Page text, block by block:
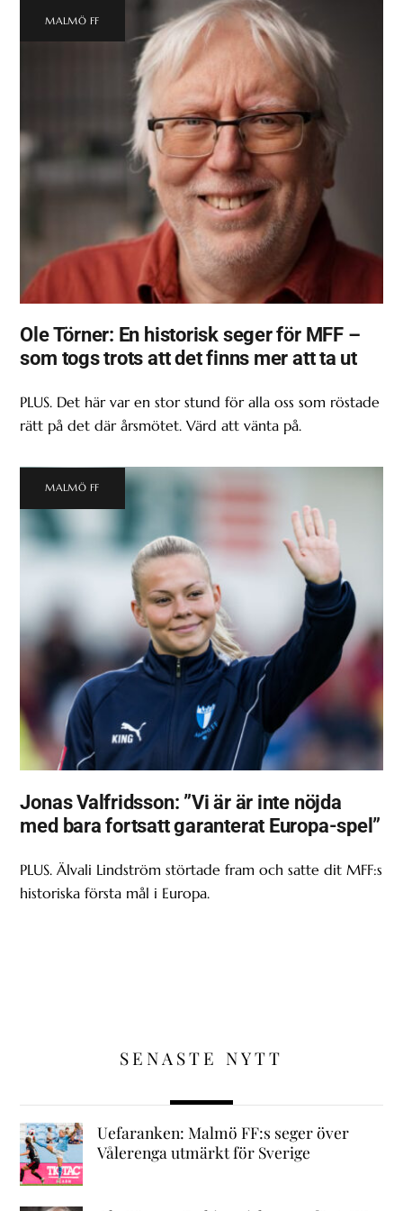
MALMÖ FF
Ole Törner: En historisk seger för MFF –
som togs trots att det finns mer att ta ut
PLUS. Det här var en stor stund för alla oss som röstade
rätt på det där årsmötet. Värd att vänta på.
MALMÖ FF
Jonas Valfridsson: ”Vi är är inte nöjda
med bara fortsatt garanterat Europa-spel”
PLUS. Älvali Lindström störtade fram och satte dit MFF:s
historiska första mål i Europa.
SENASTE NYTT
Uefaranken: Malmö FF:s seger över
Vålerenga utmärkt för Sverige